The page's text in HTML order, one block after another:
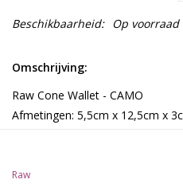
Beschikbaarheid: Op voorraad
Omschrijving:
Raw Cone Wallet - CAMO
Afmetingen: 5,5cm x 12,5cm x
Raw